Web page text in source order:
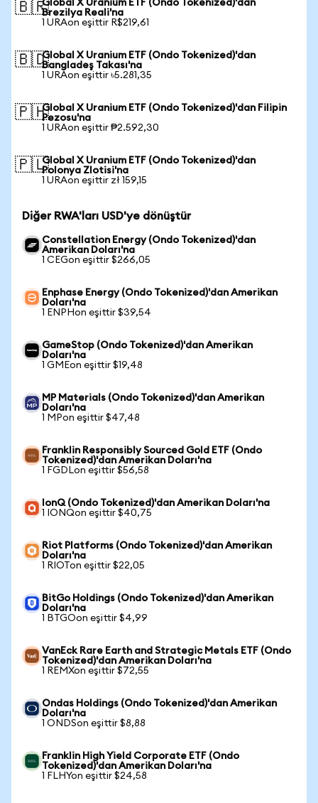
🇧🇷Global X Uranium ETF (Ondo Tokenized)'dan
Brezilya Reali'na
1 URAon eşittir R$219,61
🇧🇩Global X Uranium ETF (Ondo Tokenized)'dan
Bangladeş Takası'na
1 URAon eşittir ৳5.281,35
🇵🇭Global X Uranium ETF (Ondo Tokenized)'dan Filipin
Pezosu'na
1 URAon eşittir ₱2.592,30
🇵🇱Global X Uranium ETF (Ondo Tokenized)'dan
Polonya Zlotisi'na
1 URAon eşittir zł 159,15
Diğer RWA'ları USD'ye dönüştür
Constellation Energy (Ondo Tokenized)'dan
Amerikan Doları'na
1 CEGon eşittir $266,05
Enphase Energy (Ondo Tokenized)'dan Amerikan
Doları'na
1 ENPHon eşittir $39,54
GameStop (Ondo Tokenized)'dan Amerikan
Doları'na
1 GMEon eşittir $19,48
MP Materials (Ondo Tokenized)'dan Amerikan
Doları'na
1 MPon eşittir $47,48
Franklin Responsibly Sourced Gold ETF (Ondo
Tokenized)'dan Amerikan Doları'na
1 FGDLon eşittir $56,58
IonQ (Ondo Tokenized)'dan Amerikan Doları'na
1 IONQon eşittir $40,75
Riot Platforms (Ondo Tokenized)'dan Amerikan
Doları'na
1 RIOTon eşittir $22,05
BitGo Holdings (Ondo Tokenized)'dan Amerikan
Doları'na
1 BTGOon eşittir $4,99
VanEck Rare Earth and Strategic Metals ETF (Ondo
Tokenized)'dan Amerikan Doları'na
1 REMXon eşittir $72,55
Ondas Holdings (Ondo Tokenized)'dan Amerikan
Doları'na
1 ONDSon eşittir $8,88
Franklin High Yield Corporate ETF (Ondo
Tokenized)'dan Amerikan Doları'na
1 FLHYon eşittir $24,58